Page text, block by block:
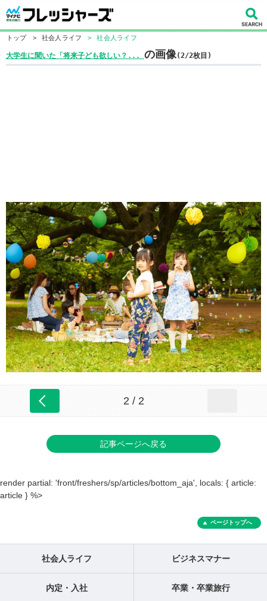
トップ > 社会人ライフ > 社会人ライフ
大学生に聞いた「将来子ども欲しい？... の画像(2/2枚目)
2 / 2
記事ページへ戻る
render partial: 'front/freshers/sp/articles/bottom_aja', locals: { article:
article } %>
ページトップへ
社会人ライフ ビジネスマナー
内定・入社 卒業・卒業旅行